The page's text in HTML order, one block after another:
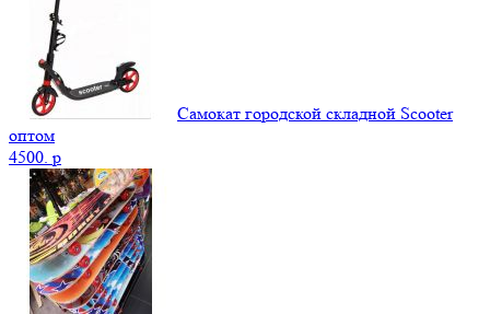
Самокат городской складной Scooter
оптом
4500. p